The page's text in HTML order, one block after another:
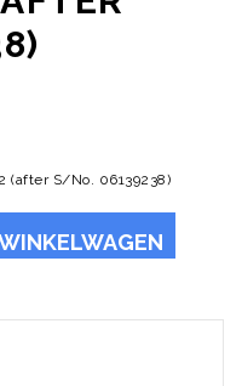
(after S/No. 06139238)